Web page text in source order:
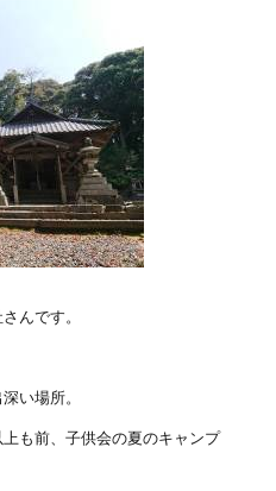
んです。
い場所。
も前、子供会の夏のキャンプ